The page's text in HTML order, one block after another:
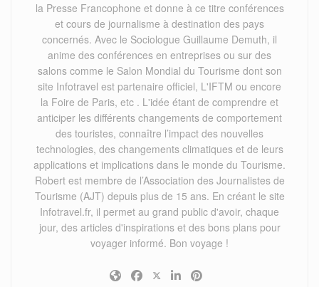
la Presse Francophone et donne à ce titre conférences
et cours de journalisme à destination des pays
concernés. Avec le Sociologue Guillaume Demuth, il
anime des conférences en entreprises ou sur des
salons comme le Salon Mondial du Tourisme dont son
site Infotravel est partenaire officiel, L'IFTM ou encore
la Foire de Paris, etc . L'idée étant de comprendre et
anticiper les différents changements de comportement
des touristes, connaître l’impact des nouvelles
technologies, des changements climatiques et de leurs
applications et implications dans le monde du Tourisme.
Robert est membre de l’Association des Journalistes de
Tourisme (AJT) depuis plus de 15 ans. En créant le site
Infotravel.fr, il permet au grand public d'avoir, chaque
jour, des articles d'inspirations et des bons plans pour
voyager informé. Bon voyage !